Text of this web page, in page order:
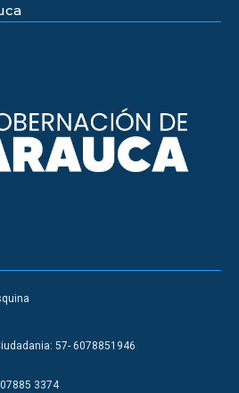
57- 6078851946
3374